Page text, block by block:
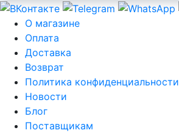
О магазине
Оплата
Доставка
Возврат
Политика конфиденциальности
Новости
Блог
Поставщикам